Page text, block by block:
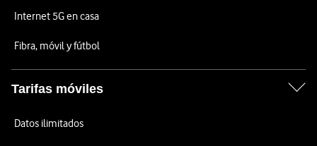
Internet 5G en casa
Fibra, móvil y fútbol
Tarifas móviles
Datos ilimitados